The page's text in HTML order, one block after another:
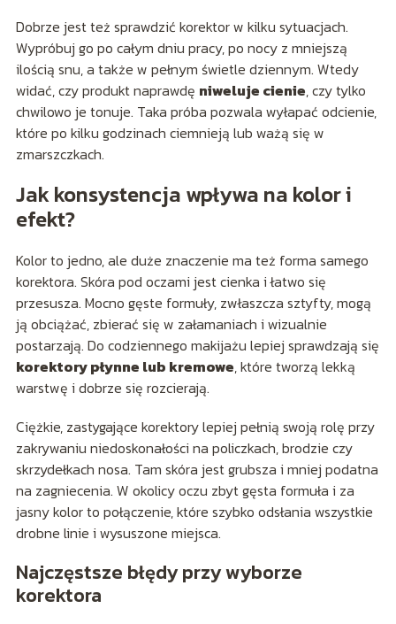
Dobrze jest też sprawdzić korektor w kilku sytuacjach.
Wypróbuj go po całym dniu pracy, po nocy z mniejszą
ilością snu, a także w pełnym świetle dziennym. Wtedy
widać, czy produkt naprawdę niweluje cienie, czy tylko
chwilowo je tonuje. Taka próba pozwala wyłapać odcienie,
które po kilku godzinach ciemnieją lub ważą się w
zmarszczkach.
Jak konsystencja wpływa na kolor i
efekt?
Kolor to jedno, ale duże znaczenie ma też forma samego
korektora. Skóra pod oczami jest cienka i łatwo się
przesusza. Mocno gęste formuły, zwłaszcza sztyfty, mogą
ją obciążać, zbierać się w załamaniach i wizualnie
postarzają. Do codziennego makijażu lepiej sprawdzają się
korektory płynne lub kremowe, które tworzą lekką
warstwę i dobrze się rozcierają.
Ciężkie, zastygające korektory lepiej pełnią swoją rolę przy
zakrywaniu niedoskonałości na policzkach, brodzie czy
skrzydełkach nosa. Tam skóra jest grubsza i mniej podatna
na zagniecenia. W okolicy oczu zbyt gęsta formuła i za
jasny kolor to połączenie, które szybko odsłania wszystkie
drobne linie i wysuszone miejsca.
Najczęstsze błędy przy wyborze
korektora